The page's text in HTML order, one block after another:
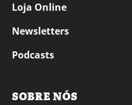
Loja Online
Newsletters
Podcasts
SOBRE NÓS